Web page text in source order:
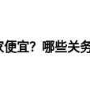
宜？哪些关